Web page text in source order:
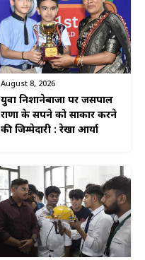
August 8, 2026
युवा निशानेबाजों पर जसपाल
राणा के सपने को साकार करने
की जिम्मेदारी : रेखा आर्या